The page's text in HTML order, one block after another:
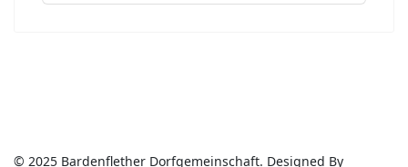
© 2025 Bardenflether Dorfgemeinschaft. Designed By